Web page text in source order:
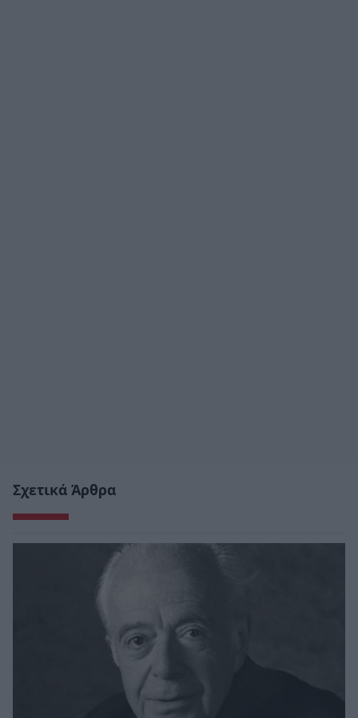
Σχετικά Άρθρα